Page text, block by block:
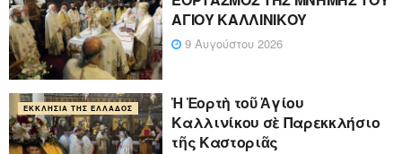
ΑΓΙΟΥ ΚΑΛΛΙΝΙΚΟΥ
9 Αυγούστου 2026
ΕΚΚΛΗΣΊΑ ΤΗΣ ΕΛΛΆΔΟΣ
Ἡ Ἑορτὴ τοῦ Ἁγίου
Καλλινίκου σὲ Παρεκκλήσιο
τῆς Καστοριᾶς